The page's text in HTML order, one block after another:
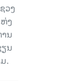
ວງ
ງ
ນ
ນ
.